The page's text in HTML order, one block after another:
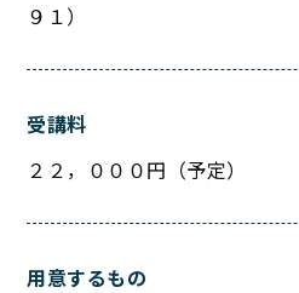
９１）
受講料
２２，０００円（予定）
用意するもの